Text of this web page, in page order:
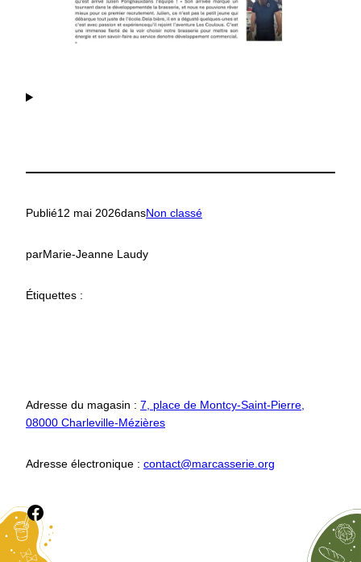
Publié12 mai 2026dansNon classé
parMarie-Jeanne Laudy
Étiquettes :
Adresse du magasin : 7, place de Montcy-Saint-Pierre,
08000 Charleville-Mézières
Adresse électronique : contact@marcasserie.org
Ce lien vou permet d'accéder à notre page Facebook.